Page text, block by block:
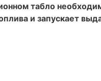
табло
и запускает